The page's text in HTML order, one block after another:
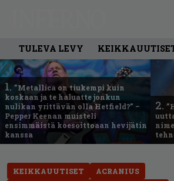
TULEVA LEVY
1. ”Metallica on tiukempi kuin
koskaan ja te haluatte jonkun
nulikan yrittävän olla Hetfield?” –
Pepper Keenan muisteli
ensimmäistä koesoittoaan hevijätin
kanssa
2.
KEIKKAUUTISET
ACRANIUS